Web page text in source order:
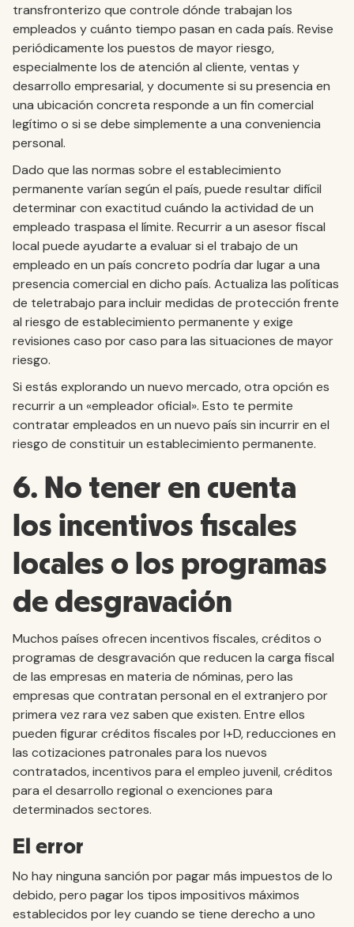
transfronterizo que controle dónde trabajan los
empleados y cuánto tiempo pasan en cada país. Revise
periódicamente los puestos de mayor riesgo,
especialmente los de atención al cliente, ventas y
desarrollo empresarial, y documente si su presencia en
una ubicación concreta responde a un fin comercial
legítimo o si se debe simplemente a una conveniencia
personal.
Dado que las normas sobre el establecimiento
permanente varían según el país, puede resultar difícil
determinar con exactitud cuándo la actividad de un
empleado traspasa el límite. Recurrir a un asesor fiscal
local puede ayudarte a evaluar si el trabajo de un
empleado en un país concreto podría dar lugar a una
presencia comercial en dicho país. Actualiza las políticas
de teletrabajo para incluir medidas de protección frente
al riesgo de establecimiento permanente y exige
revisiones caso por caso para las situaciones de mayor
riesgo.
Si estás explorando un nuevo mercado, otra opción es
recurrir a un «empleador oficial». Esto te permite
contratar empleados en un nuevo país sin incurrir en el
riesgo de constituir un establecimiento permanente.
6. No tener en cuenta
los incentivos fiscales
locales o los programas
de desgravación
Muchos países ofrecen incentivos fiscales, créditos o
programas de desgravación que reducen la carga fiscal
de las empresas en materia de nóminas, pero las
empresas que contratan personal en el extranjero por
primera vez rara vez saben que existen. Entre ellos
pueden figurar créditos fiscales por I+D, reducciones en
las cotizaciones patronales para los nuevos
contratados, incentivos para el empleo juvenil, créditos
para el desarrollo regional o exenciones para
determinados sectores.
El error
No hay ninguna sanción por pagar más impuestos de lo
debido, pero pagar los tipos impositivos máximos
establecidos por ley cuando se tiene derecho a uno